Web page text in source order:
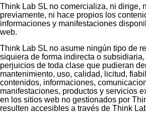
Think Lab SL no comercializa, ni dirige,
previamente, ni hace propios los
informaciones y manifestaciones
web.
Think Lab SL no asume ningún tipo de
siquiera de forma indirecta o
perjuicios de toda clase que pudieran
mantenimiento, uso, calidad, licitud,
contenidos, informaciones,
manifestaciones, productos y servicios
en los sitios web no gestionados por
resulten accesibles a través de Think